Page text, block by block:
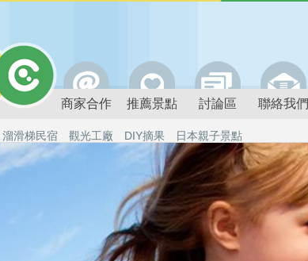
商家合作 推薦景點 討論區 聯絡我們
溜滑梯民宿 觀光工廠 DIY摘果 日本親子景點